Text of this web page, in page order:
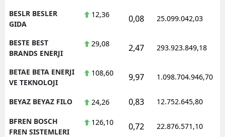
BESLR BESLER
GIDA
12,36 0,08 25.099.042,03
BESTE BEST
BRANDS ENERJI
29,08 2,47 293.923.849,18
BETAE BETA ENERJI
VE TEKNOLOJI
108,60 9,97 1.098.704.946,70
BEYAZ BEYAZ FILO 24,26 0,83 12.752.645,80
BFREN BOSCH
FREN SISTEMLERI
126,10 0,72 22.876.571,10